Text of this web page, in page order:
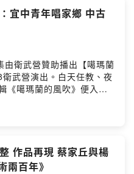
持人
選片
浪潮之前1920 年代左右的
國新浪潮？06:02 請兩位
沈睡巴黎》07:50《燃燒的
當初在策展時，是怎麼
想像」、「她們選擇自
灣的自由路程18:18 20-
生的罪行》29:32「她們選
《霧港》32:04《在巴黎
個相似之處？快收聽這集
走女外科》FB：
TV
13329/eps/1Netflix：
81592472原著小說 ：
小醫院的血與骨、笑和
products/0010746198
：
感官一條
宜中青年唱家鄉 中古
由衛武營贊助播出【噶瑪蘭
武營演出。白天任教、夜
《噶瑪蘭的風吹》便入圍
首接著一首唱出了許多
光裡，乘上那時代的洪
肅浩《噶瑪蘭的風吹》專
楊
兩百年》